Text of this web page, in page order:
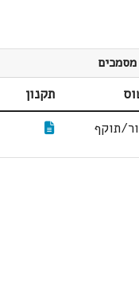
מסמכים
תקנון
תוקף